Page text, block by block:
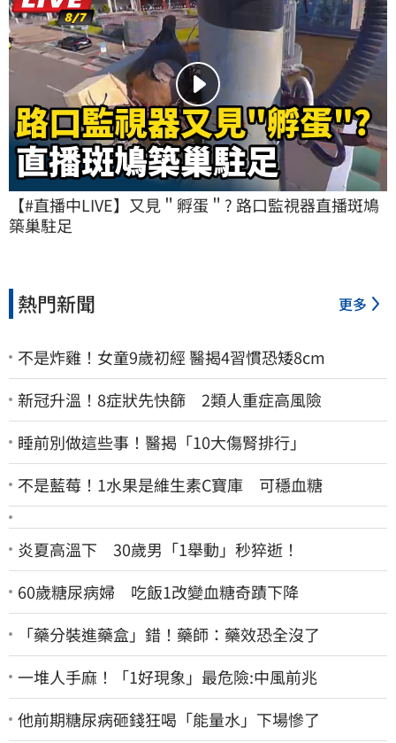
【#直播中LIVE】又見＂孵蛋＂? 路口監視器直播斑鳩
築巢駐足
熱門新聞 更多
不是炸雞！女童9歲初經 醫揭4習慣恐矮8cm
新冠升溫！8症狀先快篩 2類人重症高風險
睡前別做這些事！醫揭「10大傷腎排行」
不是藍莓！1水果是維生素C寶庫 可穩血糖
炎夏高溫下 30歲男「1舉動」秒猝逝！
60歲糖尿病婦 吃飯1改變血糖奇蹟下降
「藥分裝進藥盒」錯！藥師：藥效恐全沒了
一堆人手麻！「1好現象」最危險:中風前兆
他前期糖尿病砸錢狂喝「能量水」下場慘了